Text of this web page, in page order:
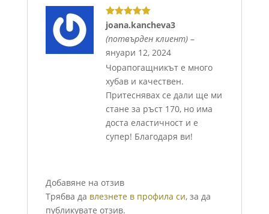
Оценено с
5от 5
joana.kancheva3
(потвърден клиент) –
януари 12, 2024
Чорапогащникът е много
хубав и качествен.
Притеснявах се дали ще ми
стане за ръст 170, но има
доста еластичност и е
супер! Благодаря ви!
Добавяне на отзив
Трябва да влезнете в профила си, за да
публикувате отзив.